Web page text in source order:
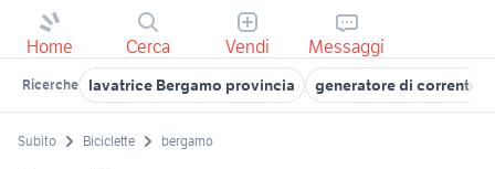
Home Cerca Vendi Messaggi
Ricerche lavatrice Bergamo provincia generatore di corrente
Subito Biciclette bergamo